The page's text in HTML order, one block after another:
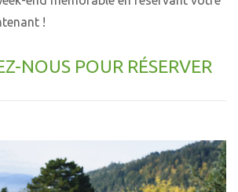
!
NOUS POUR RÉSERVER